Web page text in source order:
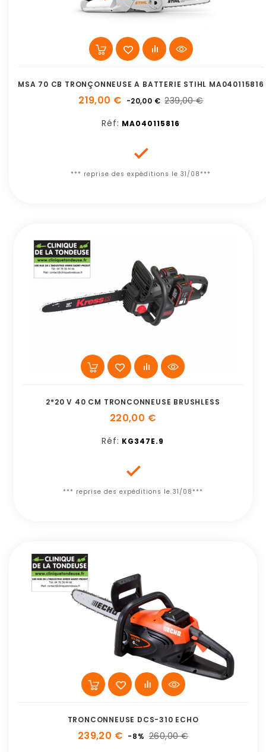
MSA 70 CB TRONÇONNEUSE A BATTERIE STIHL MA040115816
219,00 € -20,00 € 239,00 €
Réf: MA040115816

*** reprise des expéditions le 31/08***
2*20 V 40 CM TRONCONNEUSE BRUSHLESS
220,00 €
Réf: KG347E.9

*** reprise des expéditions le 31/08***
TRONCONNEUSE DCS-310 ECHO
239,20 € -8% 260,00 €